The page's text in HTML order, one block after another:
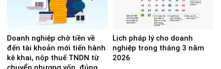
Doanh nghiệp chờ tiền về
đến tài khoản mới tiến hành
kê khai, nộp thuế TNDN từ
Lịch pháp lý cho doanh
nghiệp trong tháng 3 năm
2026